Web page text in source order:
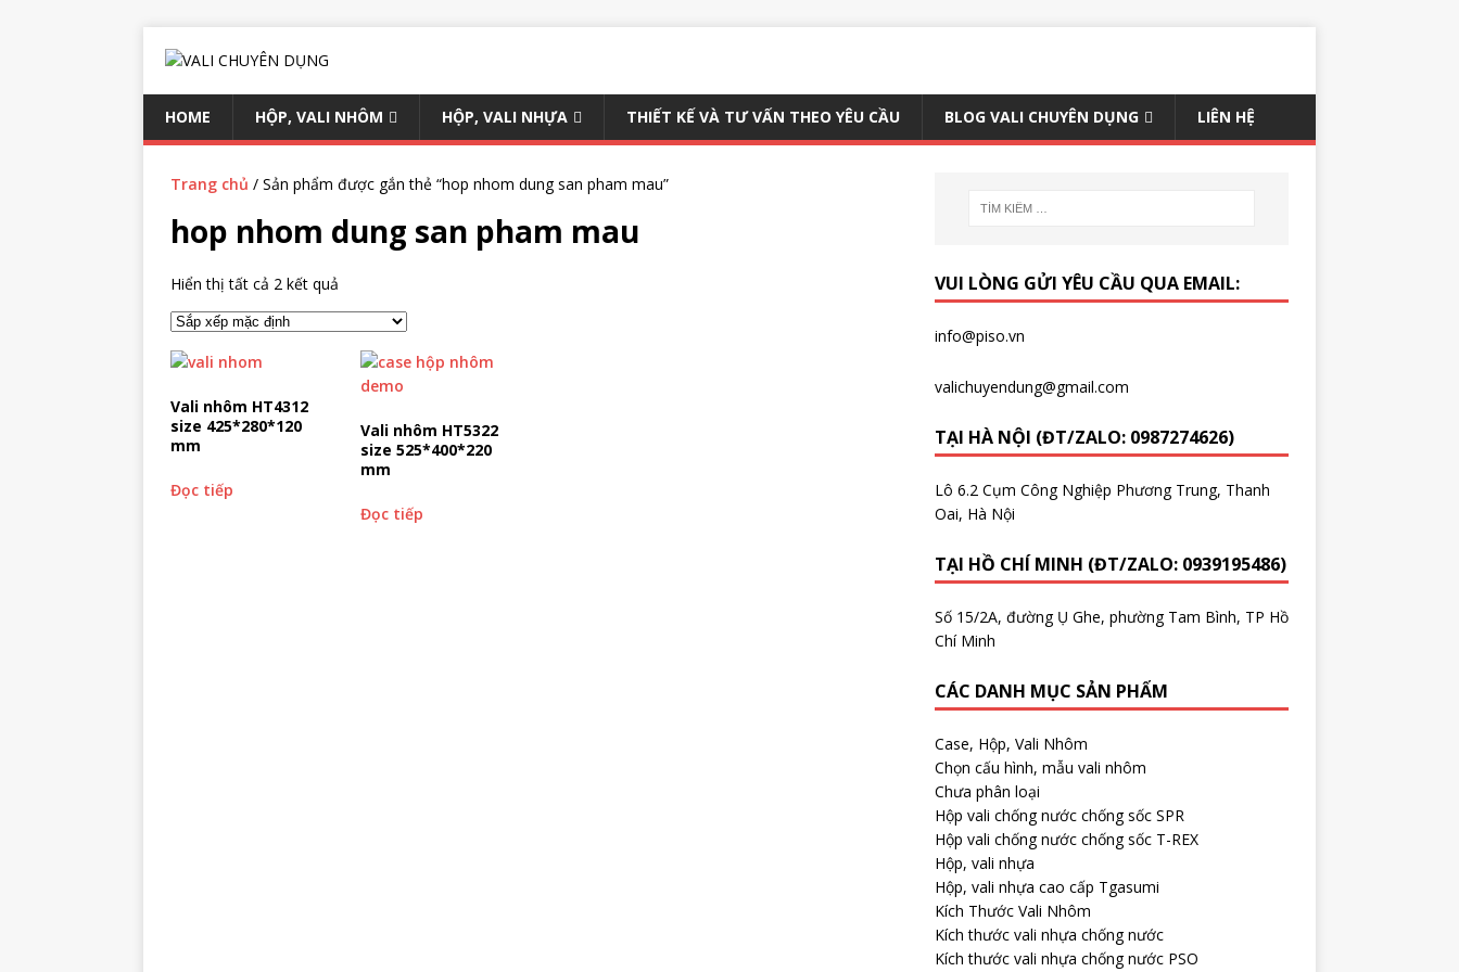
HOME HỘP, VALI NHÔM HỘP, VALI NHỰA THIẾT KẾ VÀ TƯ VẤN THEO YÊU CẦU BLOG VALI CHUYÊN DỤNG LIÊN HỆ
Trang chủ / Sản phẩm được gắn thẻ “hop nhom dung san pham mau”
hop nhom dung san pham mau
Hiển thị tất cả 2 kết quả
Vali nhôm HT4312
size 425*280*120
mm
Đọc tiếp
Vali nhôm HT5322
size 525*400*220
mm
Đọc tiếp
VUI LÒNG GỬI YÊU CẦU QUA EMAIL:
info@piso.vn
valichuyendung@gmail.com
TẠI HÀ NỘI (ĐT/ZALO: 0987274626)
Lô 6.2 Cụm Công Nghiệp Phương Trung, Thanh
Oai, Hà Nội
TẠI HỒ CHÍ MINH (ĐT/ZALO: 0939195486)
Số 15/2A, đường Ụ Ghe, phường Tam Bình, TP Hồ
Chí Minh
CÁC DANH MỤC SẢN PHẨM
Case, Hộp, Vali Nhôm
Chọn cấu hình, mẫu vali nhôm
Chưa phân loại
Hộp vali chống nước chống sốc SPR
Hộp vali chống nước chống sốc T-REX
Hộp, vali nhựa
Hộp, vali nhựa cao cấp Tgasumi
Kích Thước Vali Nhôm
Kích thước vali nhựa chống nước
Kích thước vali nhựa chống nước PSO